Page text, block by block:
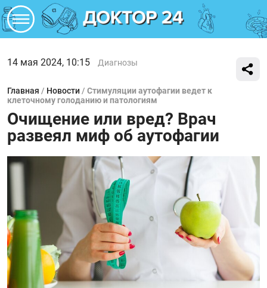
14 мая 2024, 10:15 Диагнозы
Главная / Новости / Стимуляции аутофагии ведет к
клеточному голоданию и патологиям
Очищение или вред? Врач
развеял миф об аутофагии